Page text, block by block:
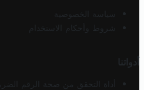
سياسة الخصوصية
شروط وأحكام الاستخدام
أدواتنا
أداة التحقق من صحة الرقم